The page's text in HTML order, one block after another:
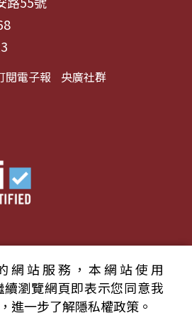
閱電子報 央廣社群
中央廣播電臺 版權所有
服務條款 隱私權條款
網站服務，本網站使用
續瀏覽網頁即表示您同意我
進一步了解隱私權政策。